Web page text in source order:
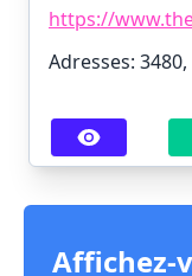
https://
Adresses:
Affichez-